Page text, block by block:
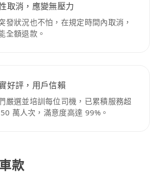
取消，應變無壓力
發狀況也不怕，在規定時間內取消，
全額退款。
好評，用戶信賴
嚴選並培訓每位司機，已累積服務超
萬人次，滿意度高達 99%。
款